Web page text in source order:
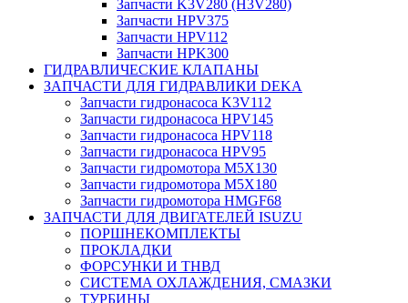
Запчасти K3V280 (H3V280)
Запчасти HPV375
Запчасти HPV112
Запчасти HPK300
ГИДРАВЛИЧЕСКИЕ КЛАПАНЫ
ЗАПЧАСТИ ДЛЯ ГИДРАВЛИКИ DEKA
Запчасти гидронасоса K3V112
Запчасти гидронасоса HPV145
Запчасти гидронасоса HPV118
Запчасти гидронасоса HPV95
Запчасти гидромотора M5X130
Запчасти гидромотора M5X180
Запчасти гидромотора HMGF68
ЗАПЧАСТИ ДЛЯ ДВИГАТЕЛЕЙ ISUZU
ПОРШНЕКОМПЛЕКТЫ
ПРОКЛАДКИ
ФОРСУНКИ И ТНВД
СИСТЕМА ОХЛАЖДЕНИЯ, СМАЗКИ
ТУРБИНЫ